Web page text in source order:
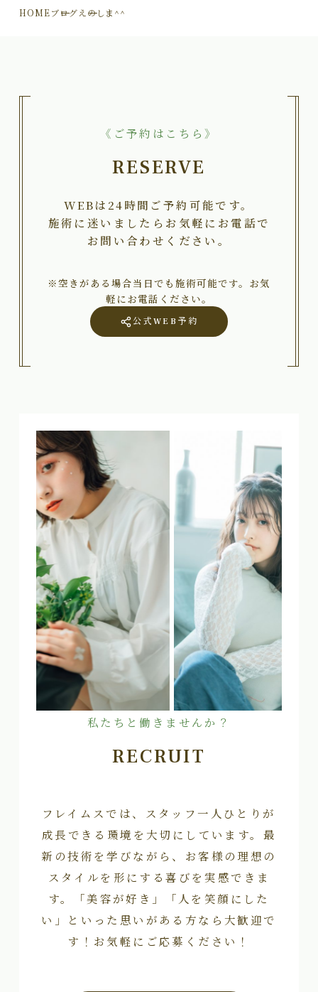
HOMEブログえのしま^^
《ご予約はこちら》
RESERVE
WEBは24時間ご予約可能です。
施術に迷いましたらお気軽にお電話で
お問い合わせください。
※空きがある場合当日でも施術可能です。お気
軽にお電話ください。
公式WEB予約
私たちと働きませんか？
RECRUIT
フレイムスでは、スタッフ一人ひとりが
成長できる環境を大切にしています。最
新の技術を学びながら、お客様の理想の
スタイルを形にする喜びを実感できま
す。「美容が好き」「人を笑顔にした
い」といった思いがある方なら大歓迎で
す！お気軽にご応募ください！